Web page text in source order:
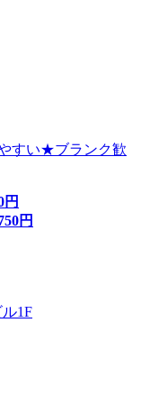
すい★ブランク歓
円
円
1F